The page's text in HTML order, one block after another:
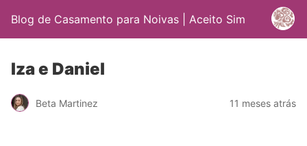
Blog de Casamento para Noivas | Aceito Sim
Iza e Daniel
Beta Martinez 11 meses atrás